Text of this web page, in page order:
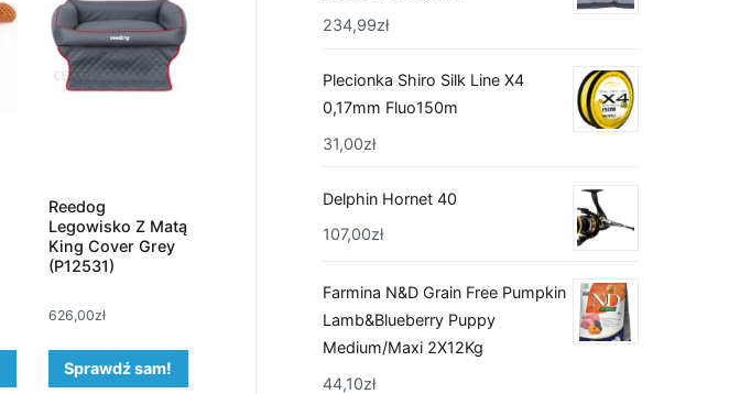
Reedog
Legowisko Z Matą
King Cover Grey
(P12531)
626,00zł
Sprawdź sam!
234,99zł
Plecionka Shiro Silk Line X4
0,17mm Fluo150m
31,00zł
Delphin Hornet 40
107,00zł
Farmina N&D Grain Free Pumpkin
Lamb&Blueberry Puppy
Medium/Maxi 2X12Kg
44,10zł